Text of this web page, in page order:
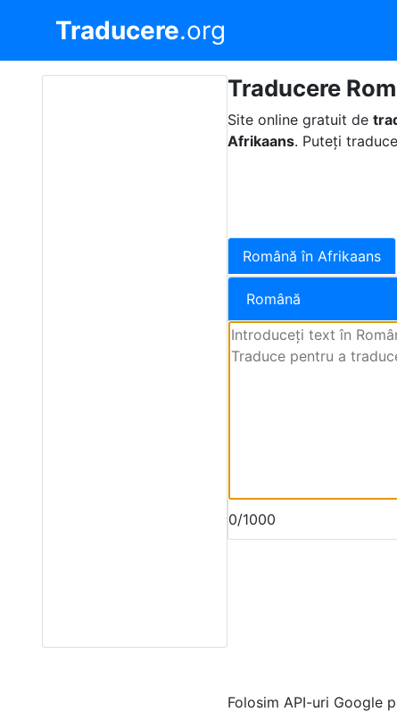
Traducere.org
Traducere
Site online gratuit de
Afrikaans. Puteți
Română în Afrikaans
Română
0/1000
Folosim API-uri Google